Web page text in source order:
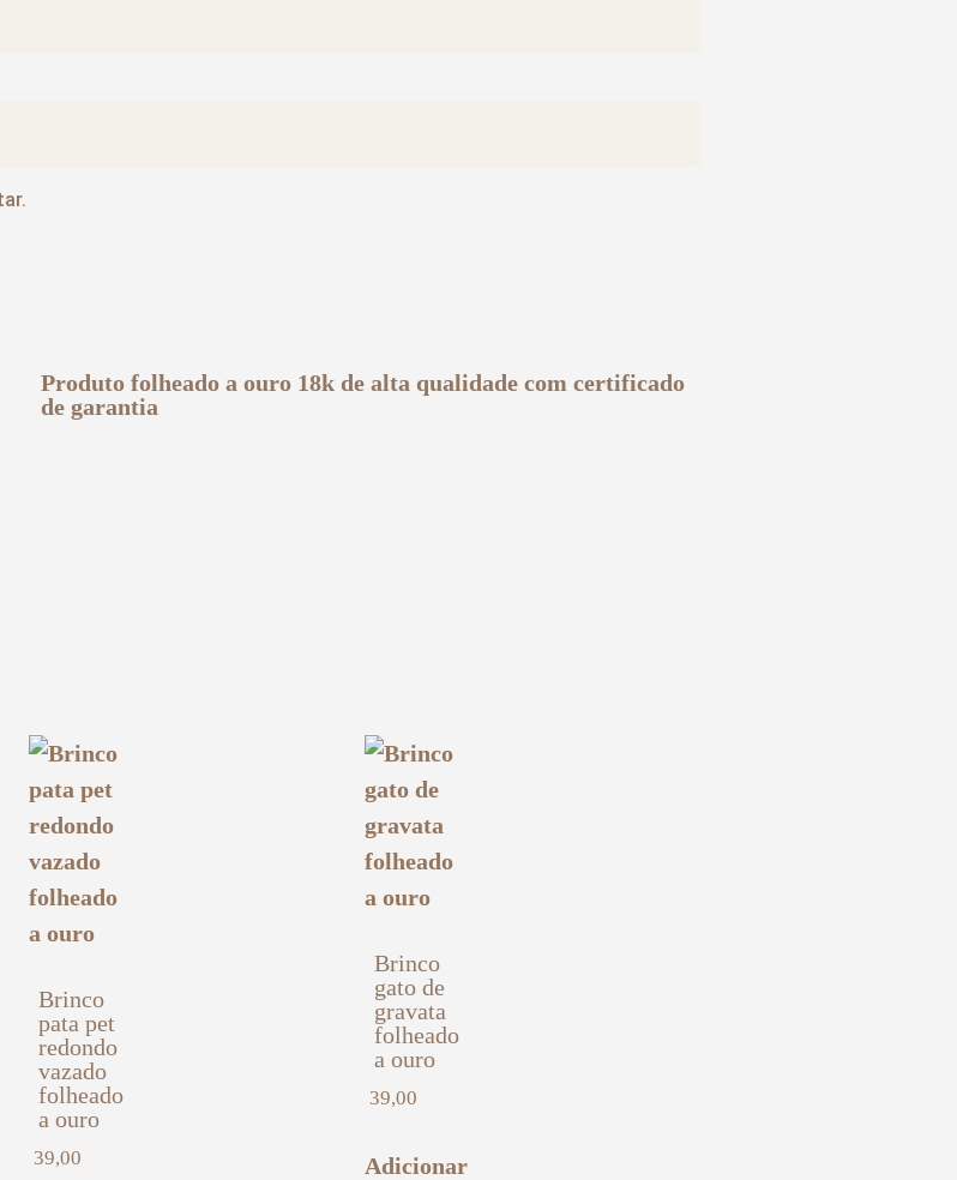
Produto folheado a ouro 18k de alta qualidade com certificado
de garantia
Brinco
pata pet
redondo
vazado
folheado
a ouro
39,00
Brinco
gato de
gravata
folheado
a ouro
39,00
Adicionar